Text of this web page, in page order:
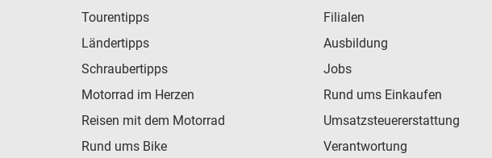
Tourentipps
Ländertipps
Schraubertipps
Motorrad im Herzen
Reisen mit dem Motorrad
Rund ums Bike
Filialen
Ausbildung
Jobs
Rund ums Einkaufen
Umsatzsteuererstattung
Verantwortung